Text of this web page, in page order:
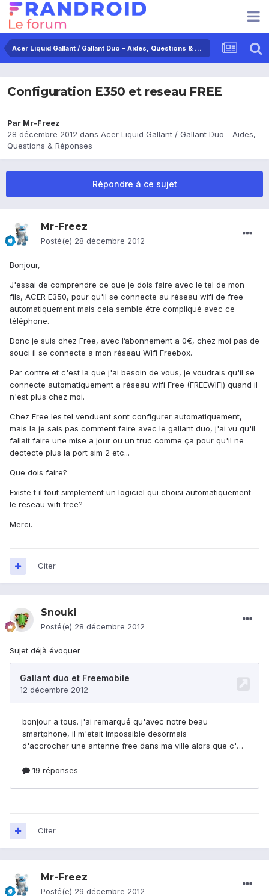
Acer Liquid Gallant / Gallant Duo - Aides, Questions & Réponses
Configuration E350 et reseau FREE
Par Mr-Freez
28 décembre 2012 dans Acer Liquid Gallant / Gallant Duo - Aides,
Questions & Réponses
Répondre à ce sujet
Mr-Freez
Posté(e) 28 décembre 2012
Bonjour,
J'essai de comprendre ce que je dois faire avec le tel de mon
fils, ACER E350, pour qu'il se connecte au réseau wifi de free
automatiquement mais cela semble être compliqué avec ce
téléphone.
Donc je suis chez Free, avec l’abonnement a 0€, chez moi pas de
souci il se connecte a mon réseau Wifi Freebox.
Par contre et c'est la que j'ai besoin de vous, je voudrais qu'il se
connecte automatiquement a réseau wifi Free (FREEWIFI) quand il
n'est plus chez moi.
Chez Free les tel venduent sont configurer automatiquement,
mais la je sais pas comment faire avec le gallant duo, j'ai vu qu'il
fallait faire une mise a jour ou un truc comme ça pour qu'il ne
dectecte plus la port sim 2 etc...
Que dois faire?
Existe t il tout simplement un logiciel qui choisi automatiquement
le reseau wifi free?
Merci.
Citer
Snouki
Posté(e) 28 décembre 2012
Sujet déjà évoquer
Citer
Mr-Freez
Posté(e) 29 décembre 2012